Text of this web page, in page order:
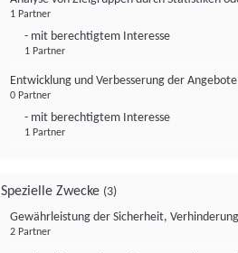
1 Partner
- mit berechtigtem Interesse
1 Partner
Entwicklung und Verbesserung der Angebote
0 Partner
- mit berechtigtem Interesse
1 Partner
Spezielle Zwecke (3)
Gewährleistung der Sicherheit,
2 Partner